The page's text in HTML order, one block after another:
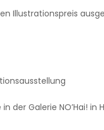
Illustrationspreis
in der Galerie NO’Hai!